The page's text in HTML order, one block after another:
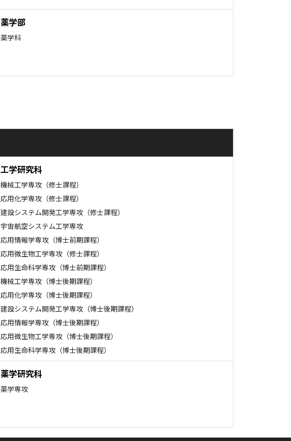
薬学部
薬学科
工学研究科
機械工学専攻（修士課程）
応用化学専攻（修士課程）
建設システム開発工学専攻（修士課程）
宇宙航空システム工学専攻
応用情報学専攻（博士前期課程）
応用微生物工学専攻（修士課程）
応用生命科学専攻（博士前期課程）
機械工学専攻（博士後期課程）
応用化学専攻（博士後期課程）
建設システム開発工学専攻（博士後期課程）
応用情報学専攻（博士後期課程）
応用微生物工学専攻（博士後期課程）
応用生命科学専攻（博士後期課程）
薬学研究科
薬学専攻